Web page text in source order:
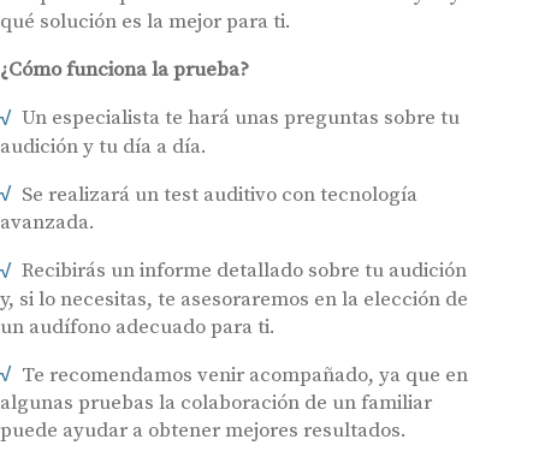
qué solución es la mejor para ti.
¿Cómo funciona la prueba?
Un especialista te hará unas preguntas sobre tu
audición y tu día a día.
Se realizará un test auditivo con tecnología
avanzada.
Recibirás un informe detallado sobre tu audición
y, si lo necesitas, te asesoraremos en la elección de
un audífono adecuado para ti.
Te recomendamos venir acompañado, ya que en
algunas pruebas la colaboración de un familiar
puede ayudar a obtener mejores resultados.
Audífonos